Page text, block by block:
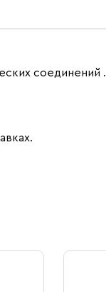
соединений .